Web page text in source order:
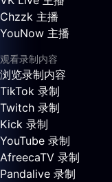
Chzzk 主播
YouNow 主播
观看录制内容
浏览录制内容
TikTok 录制
Twitch 录制
Kick 录制
YouTube 录制
AfreecaTV 录制
Pandalive 录制